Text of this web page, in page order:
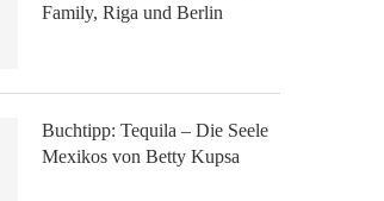
Family, Riga und Berlin
Buchtipp: Tequila – Die Seele
Mexikos von Betty Kupsa